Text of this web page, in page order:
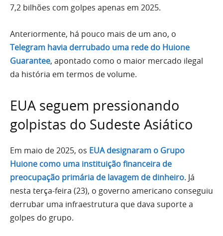
7,2 bilhões com golpes apenas em 2025.
Anteriormente, há pouco mais de um ano, o
Telegram havia derrubado uma rede do Huione
Guarantee, apontado como o maior mercado ilegal
da história em termos de volume.
EUA seguem pressionando
golpistas do Sudeste Asiático
Em maio de 2025, os EUA designaram o Grupo
Huione como uma instituição financeira de
preocupação primária de lavagem de dinheiro. Já
nesta terça-feira (23), o governo americano conseguiu
derrubar uma infraestrutura que dava suporte a
golpes do grupo.